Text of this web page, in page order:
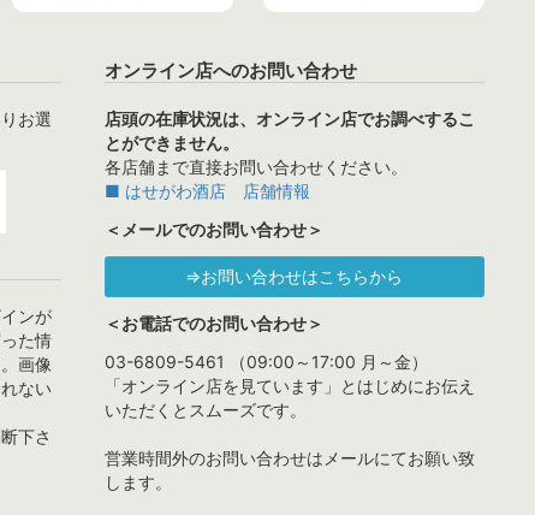
お選
ンが
た情
画像
ない
下さ
オンライン店へのお問い合わせ
店頭の在庫状況は、オンライン店でお調べするこ
とができません。
各店舗まで直接お問い合わせください。
■ はせがわ酒店 店舗情報
＜メールでのお問い合わせ＞
⇒お問い合わせはこちらから
＜お電話でのお問い合わせ＞
03-6809-5461 （09:00～17:00 月～金）
「オンライン店を見ています」とはじめにお伝え
いただくとスムーズです。
営業時間外のお問い合わせはメールにてお願い致
します。